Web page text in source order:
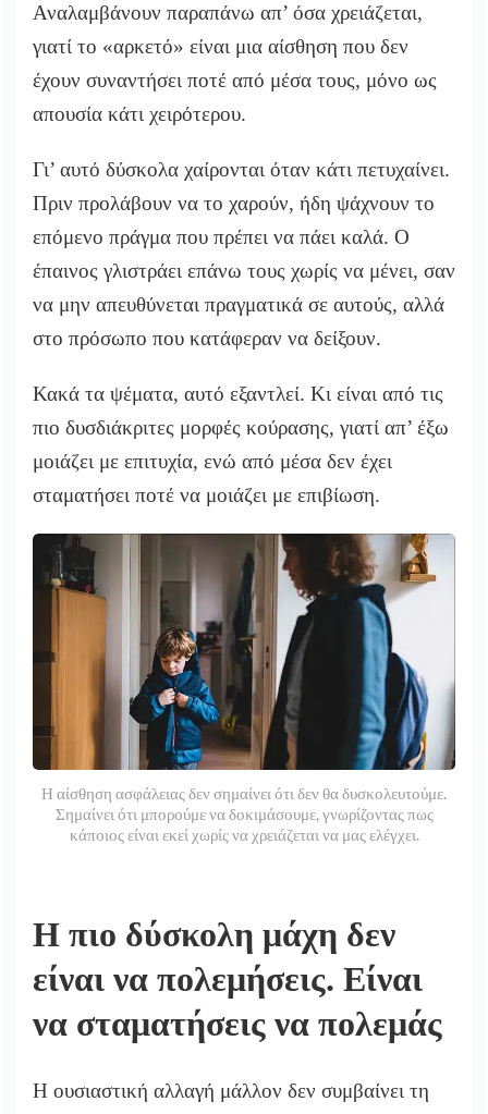
Αναλαμβάνουν παραπάνω απ’ όσα χρειάζεται,
γιατί το «αρκετό» είναι μια αίσθηση που δεν
έχουν συναντήσει ποτέ από μέσα τους, μόνο ως
απουσία κάτι χειρότερου.
Γι’ αυτό δύσκολα χαίρονται όταν κάτι πετυχαίνει.
Πριν προλάβουν να το χαρούν, ήδη ψάχνουν το
επόμενο πράγμα που πρέπει να πάει καλά. Ο
έπαινος γλιστράει επάνω τους χωρίς να μένει, σαν
να μην απευθύνεται πραγματικά σε αυτούς, αλλά
στο πρόσωπο που κατάφεραν να δείξουν.
Κακά τα ψέματα, αυτό εξαντλεί. Κι είναι από τις
πιο δυσδιάκριτες μορφές κούρασης, γιατί απ’ έξω
μοιάζει με επιτυχία, ενώ από μέσα δεν έχει
σταματήσει ποτέ να μοιάζει με επιβίωση.
Η αίσθηση ασφάλειας δεν σημαίνει ότι δεν θα δυσκολευτούμε.
Σημαίνει ότι μπορούμε να δοκιμάσουμε, γνωρίζοντας πως
κάποιος είναι εκεί χωρίς να χρειάζεται να μας ελέγχει.
Η πιο δύσκολη μάχη δεν
είναι να πολεμήσεις. Είναι
να σταματήσεις να πολεμάς
Η ουσιαστική αλλαγή μάλλον δεν συμβαίνει τη